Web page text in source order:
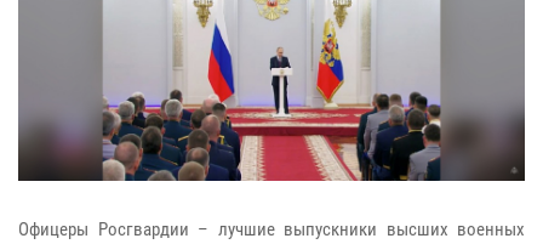
Офицеры Росгвардии – лучшие выпускники высших военных